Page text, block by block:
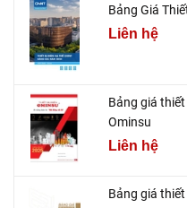
Bảng Giá
Liên hệ
Bảng giá
Ominsu
Liên hệ
Bảng giá thiết